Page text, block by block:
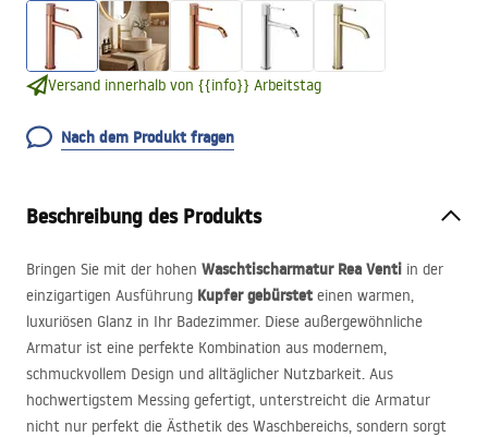
Versand innerhalb von {{info}} Arbeitstag
Nach dem Produkt fragen
Beschreibung des Produkts
Bringen Sie mit der hohen Waschtischarmatur Rea Venti in der
einzigartigen Ausführung Kupfer gebürstet einen warmen,
luxuriösen Glanz in Ihr Badezimmer. Diese außergewöhnliche
Armatur ist eine perfekte Kombination aus modernem,
schmuckvollem Design und alltäglicher Nutzbarkeit. Aus
hochwertigstem Messing gefertigt, unterstreicht die Armatur
nicht nur perfekt die Ästhetik des Waschbereichs, sondern sorgt